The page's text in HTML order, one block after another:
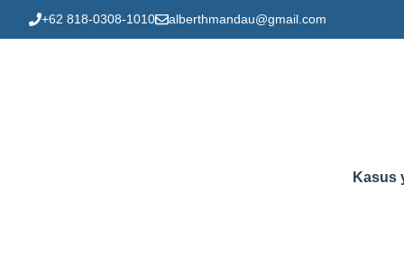
to
+62 818-0308-1010 alberthmandau@gmail.com
Kasus